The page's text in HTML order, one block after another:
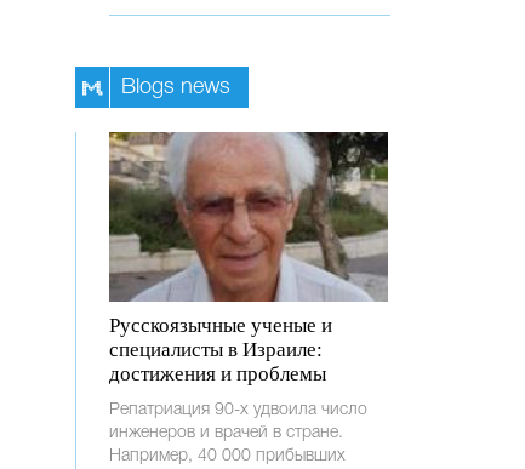
Blogs news
Русскоязычные ученые и
специалисты в Израиле:
достижения и проблемы
Репатриация 90-х удвоила число
инженеров и врачей в стране.
Например, 40 000 прибывших